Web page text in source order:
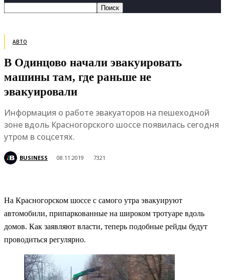
АВТО
В Одинцово начали эвакуировать
машины там, где раньше не
эвакуировали
Информация о работе эвакуаторов на пешеходной
зоне вдоль Красногорского шоссе появилась сегодня
утром в соцсетях.
BUSINESS 08.11.2019 7321
На Красногорском шоссе с самого утра эвакуируют
автомобили, припаркованные на широком тротуаре вдоль
домов. Как заявляют власти, теперь подобные рейды будут
проводиться регулярно.